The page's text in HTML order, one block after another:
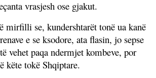
vrasjesh ose gjakut.
mirfilli se, kundershtarët tonë ua kanë
e se ksodore, ata flasin, jo sepse
vehet paqa ndermjet kombeve, por
këte tokë Shqiptare.